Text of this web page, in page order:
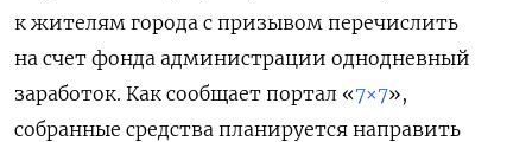
к жителям города с призывом перечислить
на счет фонда администрации однодневный
заработок. Как сообщает портал «7×7»,
собранные средства планируется направить